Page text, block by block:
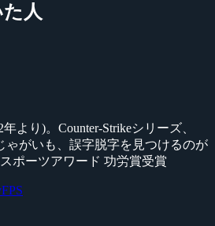
人
より)。Counter-Strikeシリーズ、
ゃがいも、誤字脱字を見つけるのが
ポーツアワード 功労賞受賞